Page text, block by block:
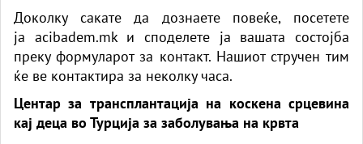
Доколку сакате да дознаете повеќе, посетете
ја acibadem.mk и споделете ја вашата состојба
преку формуларот за контакт. Нашиот стручен тим
ќе ве контактира за неколку часа.
Центар за трансплантација на коскена срцевина
кај деца во Турција за заболувања на крвта